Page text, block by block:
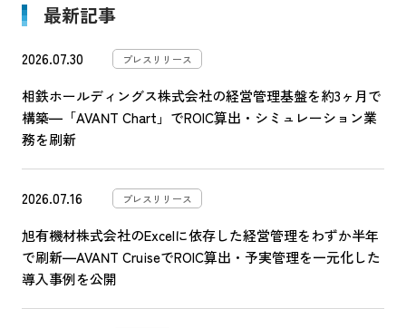
最新記事
2026.07.30 プレスリリース
相鉄ホールディングス株式会社の経営管理基盤を約3ヶ月で
構築―「AVANT Chart」でROIC算出・シミュレーション業
務を刷新
2026.07.16 プレスリリース
旭有機材株式会社のExcelに依存した経営管理をわずか半年
で刷新―AVANT CruiseでROIC算出・予実管理を一元化した
導入事例を公開